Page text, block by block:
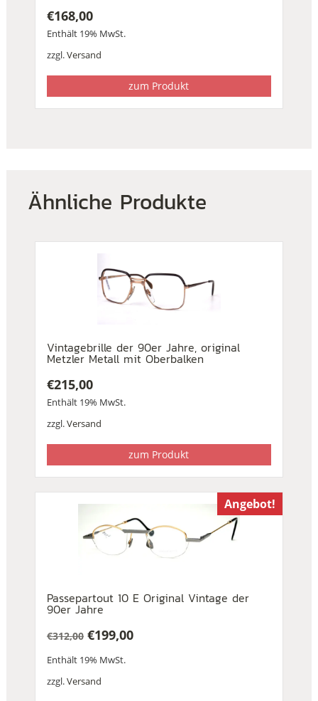
€168,00
Enthält 19% MwSt.
zzgl.Versand
zum Produkt
Ähnliche Produkte
Vintagebrille der 90er Jahre, original
Metzler Metall mit Oberbalken
€215,00
Enthält 19% MwSt.
zzgl.Versand
zum Produkt
Angebot!
Passepartout 10 E Original Vintage der
90er Jahre
€312,00
Preis
war:
€199,00
Preis
ist:
Enthält 19% MwSt.
zzgl.Versand